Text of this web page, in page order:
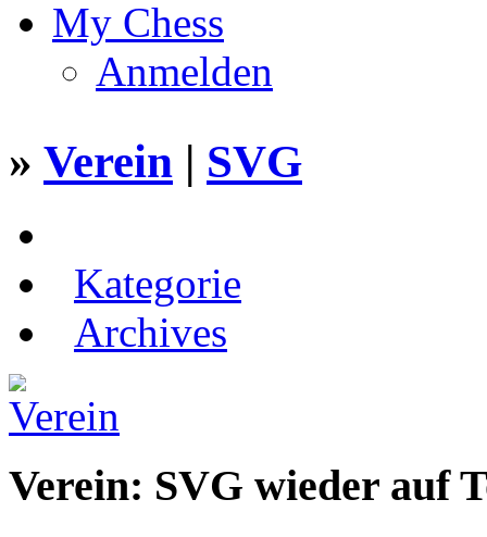
My Chess
Anmelden
» Verein | SVG
Kategorie
Archives
Verein: SVG wieder auf